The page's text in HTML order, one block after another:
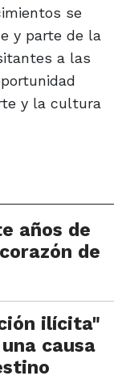
se
y parte de la
a las
y la cultura
años de
de
ilícita"
causa